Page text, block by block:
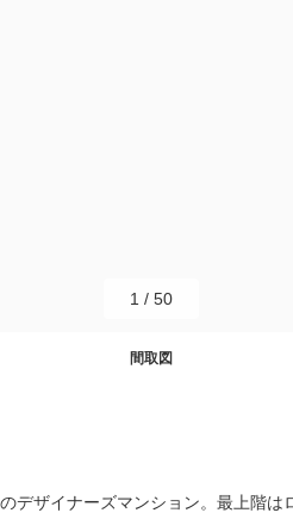
間取図
1 / 50
デザイナーズマンション。最上階